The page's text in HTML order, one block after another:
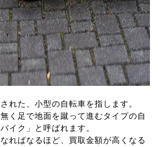
れた、小型の自転車を指します。
く足で地面を蹴って進むタイプの自
イク」と呼ばれます。
ればなるほど、買取金額が高くなる